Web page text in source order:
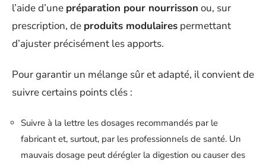
l’aide d’une préparation pour nourrisson ou, sur
prescription, de produits modulaires permettant
d’ajuster précisément les apports.
Pour garantir un mélange sûr et adapté, il convient de
suivre certains points clés :
Suivre à la lettre les dosages recommandés par le
fabricant et, surtout, par les professionnels de santé. Un
mauvais dosage peut dérégler la digestion ou causer des